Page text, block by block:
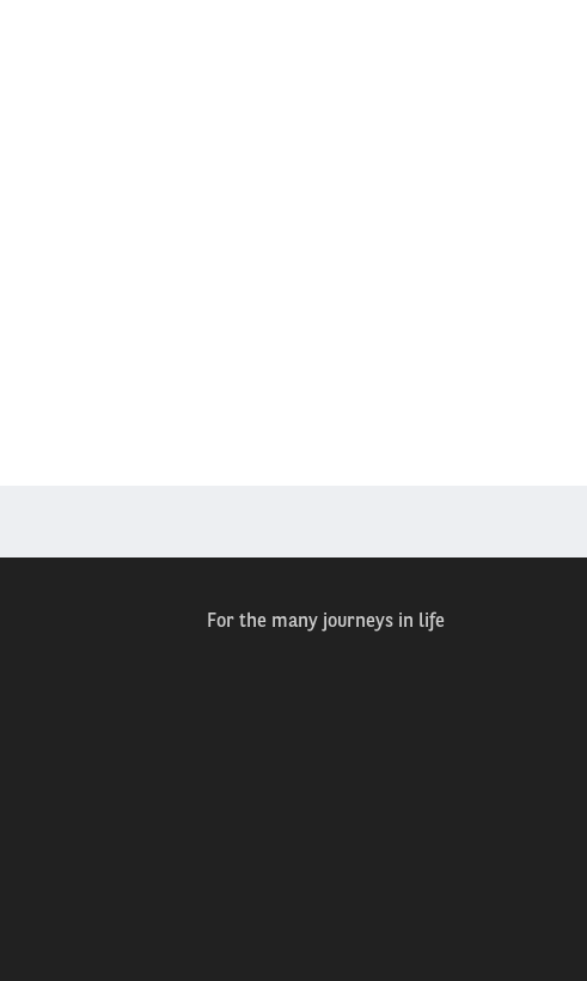
For the many journeys in life